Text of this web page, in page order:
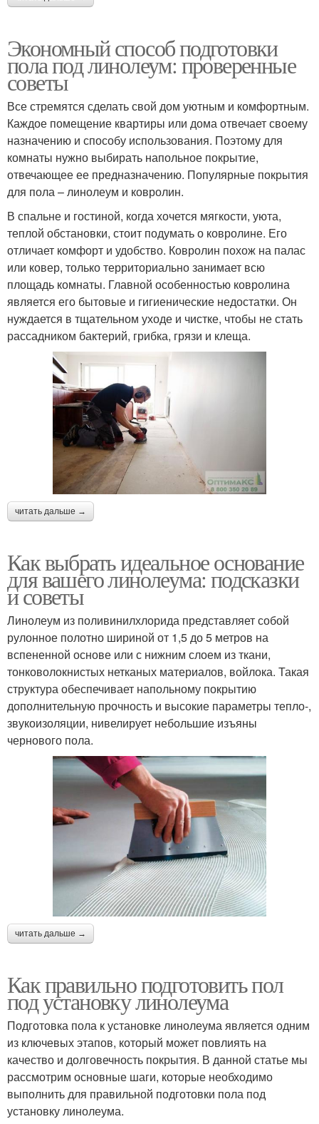
Экономный способ подготовки
пола под линолеум: проверенные
советы
Все стремятся сделать свой дом уютным и комфортным.
Каждое помещение квартиры или дома отвечает своему
назначению и способу использования. Поэтому для
комнаты нужно выбирать напольное покрытие,
отвечающее ее предназначению. Популярные покрытия
для пола – линолеум и ковролин.
В спальне и гостиной, когда хочется мягкости, уюта,
теплой обстановки, стоит подумать о ковролине. Его
отличает комфорт и удобство. Ковролин похож на палас
или ковер, только территориально занимает всю
площадь комнаты. Главной особенностью ковролина
является его бытовые и гигиенические недостатки. Он
нуждается в тщательном уходе и чистке, чтобы не стать
рассадником бактерий, грибка, грязи и клеща.
читать дальше →
Как выбрать идеальное основание
для вашего линолеума: подсказки
и советы
Линолеум из поливинилхлорида представляет собой
рулонное полотно шириной от 1,5 до 5 метров на
вспененной основе или с нижним слоем из ткани,
тонковолокнистых нетканых материалов, войлока. Такая
структура обеспечивает напольному покрытию
дополнительную прочность и высокие параметры тепло-,
звукоизоляции, нивелирует небольшие изъяны
чернового пола.
читать дальше →
Как правильно подготовить пол
под установку линолеума
Подготовка пола к установке линолеума является одним
из ключевых этапов, который может повлиять на
качество и долговечность покрытия. В данной статье мы
рассмотрим основные шаги, которые необходимо
выполнить для правильной подготовки пола под
установку линолеума.